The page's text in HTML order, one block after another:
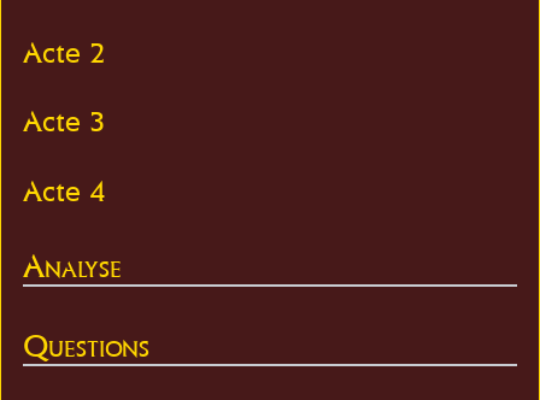
Acte 2
Acte 3
Acte 4
Analyse
Questions